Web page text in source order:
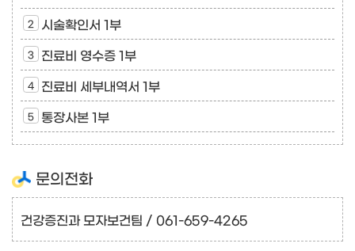
시술확인서 1부
진료비 영수증 1부
진료비 세부내역서 1부
통장사본 1부
문의전화
건강증진과 모자보건팀 / 061-659-4265